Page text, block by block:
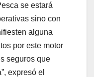
se estará
sino con
alguna
por este motor
seguros que
expresó el